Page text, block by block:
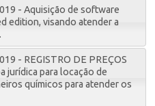
- Aquisição de software
edition, visando atender a
- REGISTRO DE PREÇOS
jurídica para locação de
químicos para atender os